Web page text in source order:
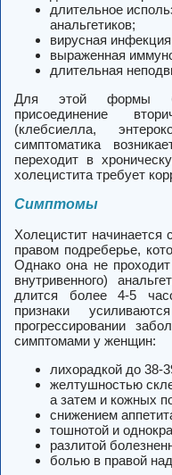
длительное
анальгетиков;
вирусная
выраженная
длительная
Для этой формы
присоединение
(клебсиелла,
симптоматика
переходит в
холецистита требует
Симптомы
Холецистит начинается
правом подреберье,
Однако она не
внутривенного)
длится более 4-5
признаки
прогрессировании
симптомами у женщин:
лихорадкой до 38-
желтушностью
а затем и кожных
снижением
тошнотой и
разлитой
болью в правой